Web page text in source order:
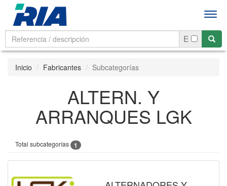
E
Inicio Fabricantes Subcategorías
ALTERN. Y
ARRANQUES LGK
Total subcategorías 1